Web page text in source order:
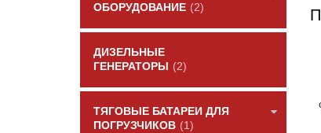
ОБОРУДОВАНИЕ (2)
ДИЗЕЛЬНЫЕ
ГЕНЕРАТОРЫ
(2)
ТЯГОВЫЕ БАТАРЕИ ДЛЯ
ПОГРУЗЧИКОВ (1)